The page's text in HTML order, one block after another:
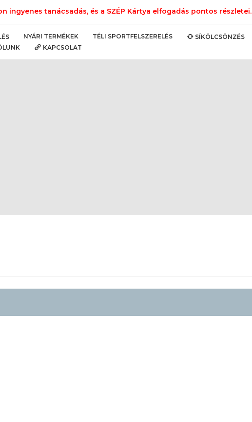
ingyenes tanácsadás, és a SZÉP Kártya elfogadás pontos részletei.
NYÁRI TERMÉKEK TÉLI SPORTFELSZERELÉS SÍKÖLCSÖNZÉS
KAPCSOLAT